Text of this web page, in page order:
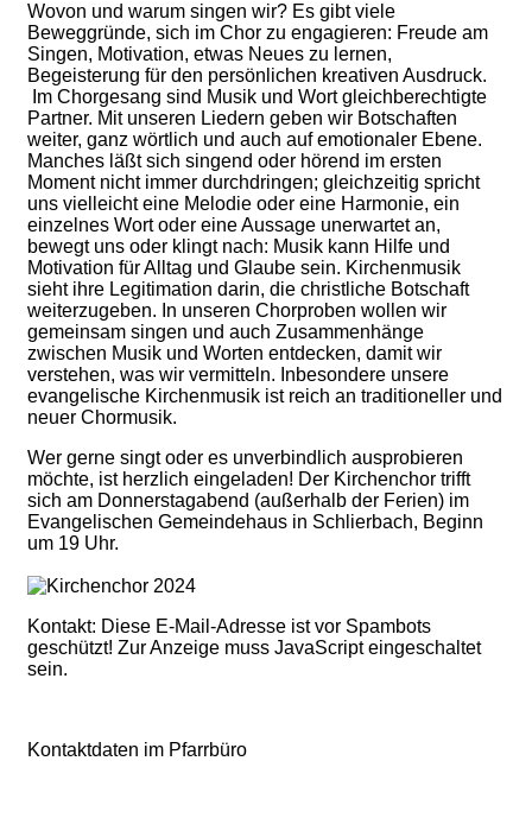
Wovon und warum singen wir? Es gibt viele
Beweggründe, sich im Chor zu engagieren: Freude am
Singen, Motivation, etwas Neues zu lernen,
Begeisterung für den persönlichen kreativen Ausdruck.
Im Chorgesang sind Musik und Wort gleichberechtigte
Partner. Mit unseren Liedern geben wir Botschaften
weiter, ganz wörtlich und auch auf emotionaler Ebene.
Manches läßt sich singend oder hörend im ersten
Moment nicht immer durchdringen; gleichzeitig spricht
uns vielleicht eine Melodie oder eine Harmonie, ein
einzelnes Wort oder eine Aussage unerwartet an,
bewegt uns oder klingt nach: Musik kann Hilfe und
Motivation für Alltag und Glaube sein. Kirchenmusik
sieht ihre Legitimation darin, die christliche Botschaft
weiterzugeben. In unseren Chorproben wollen wir
gemeinsam singen und auch Zusammenhänge
zwischen Musik und Worten entdecken, damit wir
verstehen, was wir vermitteln. Inbesondere unsere
evangelische Kirchenmusik ist reich an traditioneller und
neuer Chormusik.
Wer gerne singt oder es unverbindlich ausprobieren
möchte, ist herzlich eingeladen! Der Kirchenchor trifft
sich am Donnerstagabend (außerhalb der Ferien) im
Evangelischen Gemeindehaus in Schlierbach, Beginn
um 19 Uhr.
Kontakt: Diese E-Mail-Adresse ist vor Spambots
geschützt! Zur Anzeige muss JavaScript eingeschaltet
sein.
Kontaktdaten im Pfarrbüro